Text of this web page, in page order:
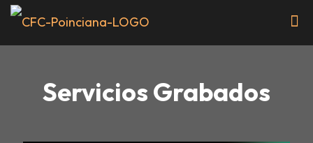
Servicios Grabados